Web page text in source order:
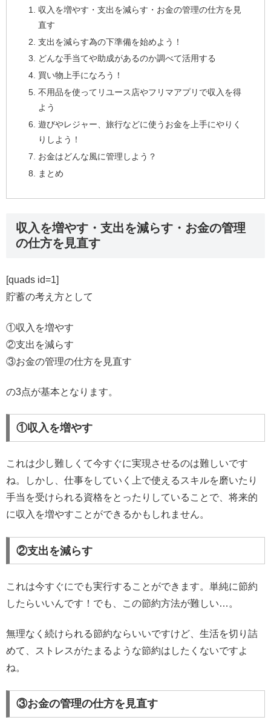
収入を増やす・支出を減らす・お金の管理の仕方を見
直す
支出を減らす為の下準備を始めよう！
どんな手当てや助成があるのか調べて活用する
買い物上手になろう！
不用品を使ってリユース店やフリマアプリで収入を得
よう
遊びやレジャー、旅行などに使うお金を上手にやりく
りしよう！
お金はどんな風に管理しよう？
まとめ
収入を増やす・支出を減らす・お金の管理
の仕方を見直す
[quads id=1]
貯蓄の考え方として
①収入を増やす
②支出を減らす
③お金の管理の仕方を見直す
の3点が基本となります。
①収入を増やす
これは少し難しくて今すぐに実現させるのは難しいです
ね。しかし、仕事をしていく上で使えるスキルを磨いたり
手当を受けられる資格をとったりしていることで、将来的
に収入を増やすことができるかもしれません。
②支出を減らす
これは今すぐにでも実行することができます。単純に節約
したらいいんです！でも、この節約方法が難しい…。
無理なく続けられる節約ならいいですけど、生活を切り詰
めて、ストレスがたまるような節約はしたくないですよ
ね。
③お金の管理の仕方を見直す